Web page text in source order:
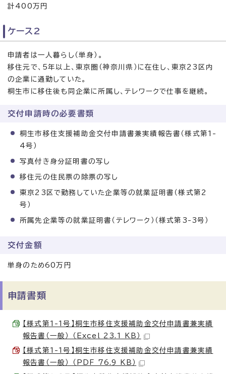
計400万円
ケース2
申請者は一人暮らし（単身）。
移住元で、5年以上、東京圏（神奈川県）に在住し、東京23区内
の企業に通勤していた。
桐生市に移住後も同企業に所属し、テレワークで仕事を継続。
交付申請時の必要書類
桐生市移住支援補助金交付申請書兼実績報告書（様式第1-
4号）
写真付き身分証明書の写し
移住元の住民票の除票の写し
東京23区で勤務していた企業等の就業証明書（様式第2
号）
所属先企業等の就業証明書（テレワーク）（様式第3-3号）
交付金額
単身のため60万円
申請書類
【様式第1-1号】桐生市移住支援補助金交付申請書兼実績
報告書（一般） （Excel 23.1 KB）
【様式第1-1号】桐生市移住支援補助金交付申請書兼実績
報告書（一般） （PDF 76.9 KB）